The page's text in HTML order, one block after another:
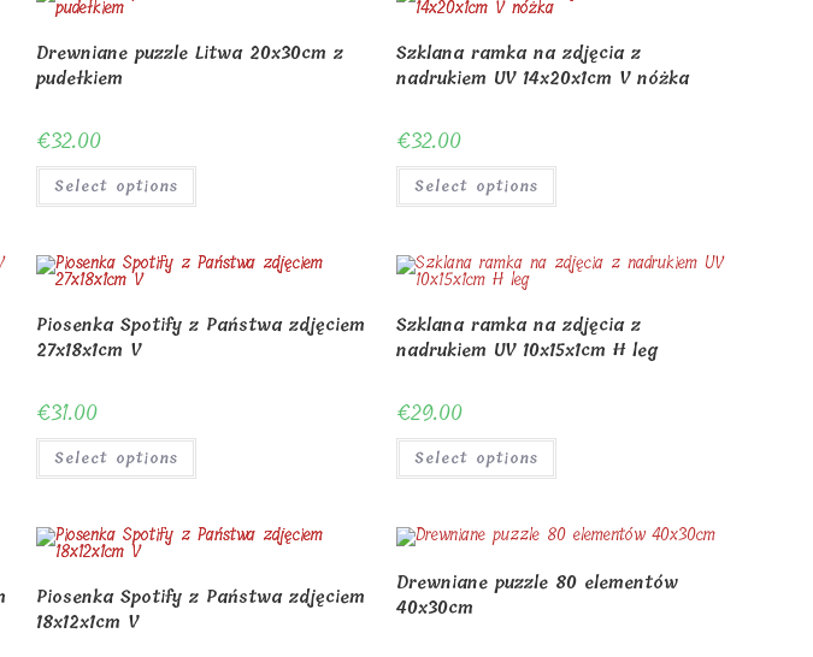
Drewniane puzzle Litwa 20x30cm z
pudełkiem
€32.00
Select options
Szklana ramka na zdjęcia z
nadrukiem UV 14x20x1cm V nóżka
€32.00
Select options
Piosenka Spotify z Państwa zdjęciem
27x18x1cm V
€31.00
Select options
Szklana ramka na zdjęcia z
nadrukiem UV 10x15x1cm H leg
€29.00
Select options
Piosenka Spotify z Państwa zdjęciem
18x12x1cm V
Drewniane puzzle 80 elementów
40x30cm